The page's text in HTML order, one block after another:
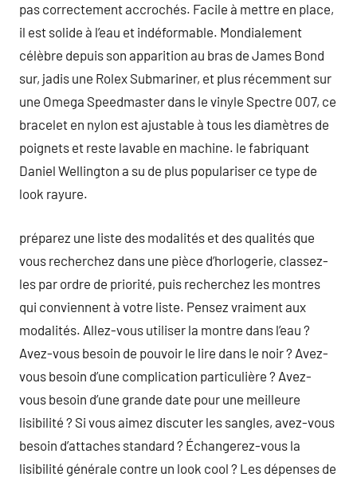
pas correctement accrochés. Facile à mettre en place,
il est solide à l’eau et indéformable. Mondialement
célèbre depuis son apparition au bras de James Bond
sur, jadis une Rolex Submariner, et plus récemment sur
une Omega Speedmaster dans le vinyle Spectre 007, ce
bracelet en nylon est ajustable à tous les diamètres de
poignets et reste lavable en machine. le fabriquant
Daniel Wellington a su de plus populariser ce type de
look rayure.
préparez une liste des modalités et des qualités que
vous recherchez dans une pièce d’horlogerie, classez-
les par ordre de priorité, puis recherchez les montres
qui conviennent à votre liste. Pensez vraiment aux
modalités. Allez-vous utiliser la montre dans l’eau ?
Avez-vous besoin de pouvoir le lire dans le noir ? Avez-
vous besoin d’une complication particulière ? Avez-
vous besoin d’une grande date pour une meilleure
lisibilité ? Si vous aimez discuter les sangles, avez-vous
besoin d’attaches standard ? Échangerez-vous la
lisibilité générale contre un look cool ? Les dépenses de